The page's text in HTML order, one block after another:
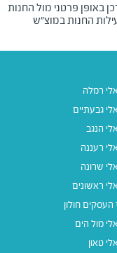
באופן פרטני מול החנות
החנות במוצ"ש
רמלה
גבעתיים
הנגב
רעננה
שרונה
ראשונים
העסקים חולון
מול הים
טאון